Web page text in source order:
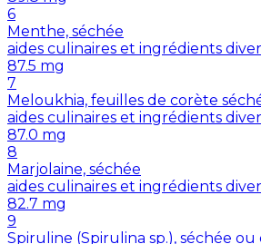
6
Menthe, séchée
aides culinaires et ingrédients
87.5 mg
7
Meloukhia, feuilles de corète
aides culinaires et ingrédients
87.0 mg
8
Marjolaine, séchée
aides culinaires et ingrédients
82.7 mg
9
Spiruline (Spirulina sp.), séchée